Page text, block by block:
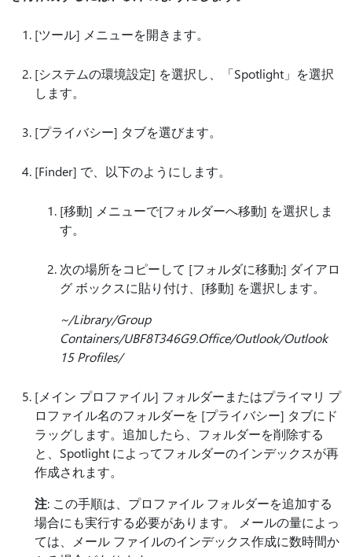
[ツール] メニューを開きます。
[システムの環境設定] を選択し、「Spotlight」を選択
します。
[プライバシー] タブを選びます。
[Finder] で、以下のようにします。
[移動] メニューで[フォルダーへ移動] を選択しま
す。
次の場所をコピーして [フォルダに移動:] ダイアロ
グ ボックスに貼り付け、[移動] を選択します。
~/Library/Group
Containers/UBF8T346G9.Office/Outlook/Outlook
15 Profiles/
[メイン プロファイル] フォルダーまたはプライマリ プ
ロファイル名のフォルダーを [プライバシー] タブにド
ラッグします。追加したら、フォルダーを削除する
と、Spotlight によってフォルダーのインデックスが再
作成されます。
注: この手順は、プロファイル フォルダーを追加する
場合にも実行する必要があります。 メールの量によっ
ては、メール ファイルのインデックス作成に数時間か